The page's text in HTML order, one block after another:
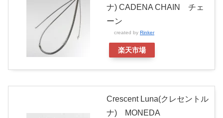
ナ) CADENA CHAIN チェ
ーン
created by Rinker
楽天市場
Crescent Luna(クレセントル
ナ) MONEDA